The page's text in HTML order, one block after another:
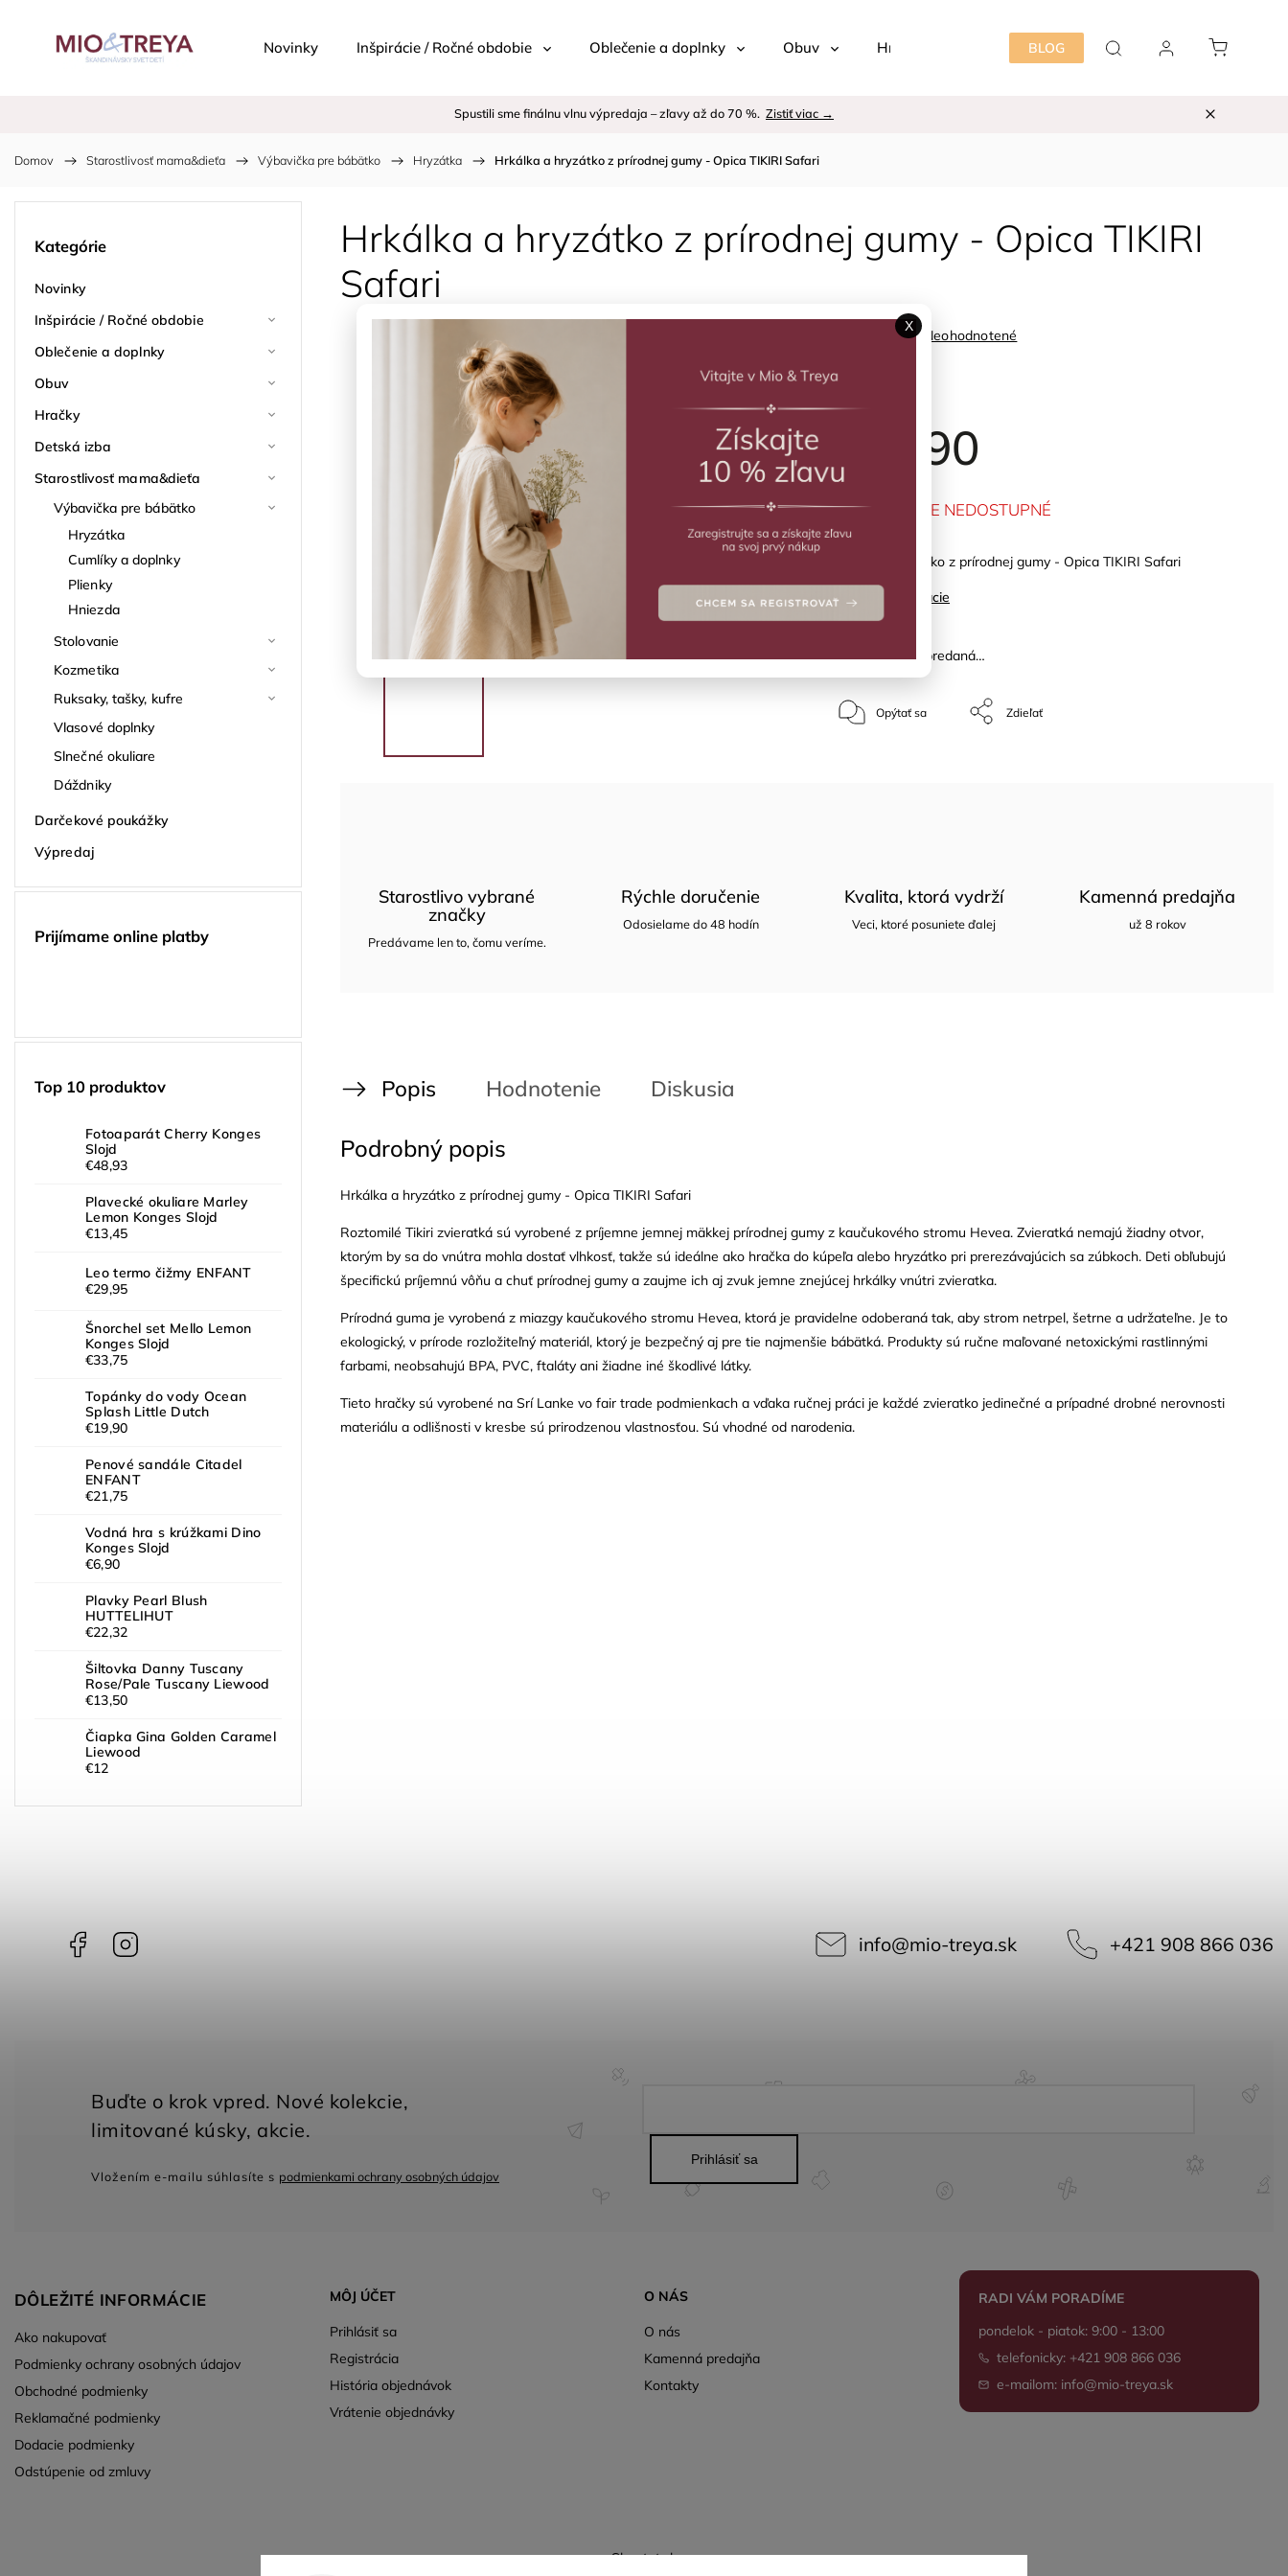
BLOG
Novinky Inšpirácie / Ročné obdobie Oblečenie a doplnky Obuv Hračky Detská izba Starostlivosť
Spustili sme finálnu vlnu výpredaja – zľavy až do 70 %. Zistiť viac →
Domov / Starostlivosť mama&dieťa / Výbavička pre bábätko / Hryzátka / Hrkálka a hryzátko z prírodnej gumy - Opica TIKIRI Safari
Kategórie
Novinky
Inšpirácie / Ročné obdobie
Oblečenie a doplnky
Obuv
Hračky
Detská izba
Starostlivosť mama&dieťa
Výbavička pre bábätko
Hryzátka
Cumlíky a doplnky
Plienky
Hniezda
Stolovanie
Kozmetika
Ruksaky, tašky, kufre
Vlasové doplnky
Slnečné okuliare
Dáždniky
Darčekové poukážky
Výpredaj
Prijímame online platby
Top 10 produktov
Fotoaparát Cherry Konges
Slojd
€48,93
Plavecké okuliare Marley
Lemon Konges Slojd
€13,45
Leo termo čižmy ENFANT
€29,95
Šnorchel set Mello Lemon
Konges Slojd
€33,75
Topánky do vody Ocean
Splash Little Dutch
€19,90
Penové sandále Citadel
ENFANT
€21,75
Vodná hra s krúžkami Dino
Konges Slojd
€6,90
Plavky Pearl Blush
HUTTELIHUT
€22,32
Šiltovka Danny Tuscany
Rose/Pale Tuscany Liewood
€13,50
Čiapka Gina Golden Caramel
Liewood
€12
Hrkálka a hryzátko z prírodnej gumy - Opica TIKIRI
Safari
Neohodnotené
€14,90
Hrkálka a hryzátko z prírodnej gumy - Opica TIKIRI Safari
Detailné informácie
Položka bola vypredaná…
MOMENTÁLNE NEDOSTUPNÉ
Opýtať sa Zdieľať
Starostlivo vybrané
značky
Predávame len to, čomu veríme.
Rýchle doručenie
Odosielame do 48 hodín
Kvalita, ktorá vydrží
Veci, ktoré posuniete ďalej
Kamenná predajňa
už 8 rokov
Popis Hodnotenie Diskusia
Podrobný popis
Hrkálka a hryzátko z prírodnej gumy - Opica TIKIRI Safari
Roztomilé Tikiri zvieratká sú vyrobené z príjemne jemnej mäkkej prírodnej gumy z kaučukového stromu Hevea. Zvieratká nemajú žiadny otvor,
ktorým by sa do vnútra mohla dostať vlhkosť, takže sú ideálne ako hračka do kúpeľa alebo hryzátko pri prerezávajúcich sa zúbkoch. Deti obľubujú
špecifickú príjemnú vôňu a chuť prírodnej gumy a zaujme ich aj zvuk jemne znejúcej hrkálky vnútri zvieratka.
Prírodná guma je vyrobená z miazgy kaučukového stromu Hevea, ktorá je pravidelne odoberaná tak, aby strom netrpel, šetrne a udržateľne. Je to
ekologický, v prírode rozložiteľný materiál, ktorý je bezpečný aj pre tie najmenšie bábätká. Produkty sú ručne maľované netoxickými rastlinnými
farbami, neobsahujú BPA, PVC, ftaláty ani žiadne iné škodlivé látky.
Tieto hračky sú vyrobené na Srí Lanke vo fair trade podmienkach a vďaka ručnej práci je každé zvieratko jedinečné a prípadné drobné nerovnosti
materiálu a odlišnosti v kresbe sú prirodzenou vlastnosťou. Sú vhodné od narodenia.
Facebook info@mio-treya.sk +421 908 866 036
DÔLEŽITÉ INFORMÁCIE
Ako nakupovať
Podmienky ochrany osobných údajov
Obchodné podmienky
Reklamačné podmienky
Dodacie podmienky
Odstúpenie od zmluvy
MÔJ ÚČET
Prihlásiť sa
Registrácia
História objednávok
Vrátenie objednávky
Vložením e-mailu súhlasíte s podmienkami ochrany osobných údajov
Prihlásiť sa
O NÁS
O nás
Kamenná predajňa
Kontakty
RADI VÁM PORADÍME
pondelok - piatok: 9:00 - 13:00
telefonicky: +421 908 866 036
e-mailom: info@mio-treya.sk
Shoptet.sk
X